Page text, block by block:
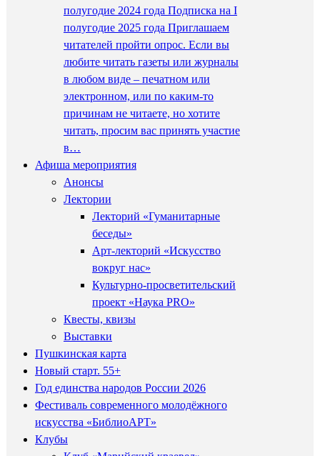
полугодие 2024 года Подписка на I
полугодие 2025 года Приглашаем
читателей пройти опрос. Если вы
любите читать газеты или журналы
в любом виде – печатном или
электронном, или по каким-то
причинам не читаете, но хотите
читать, просим вас принять участие
в…
Афиша мероприятия
Анонсы
Лектории
Лекторий «Гуманитарные
беседы»
Арт-лекторий «Искусство
вокруг нас»
Культурно-просветительский
проект «Наука PRO»
Квесты, квизы
Выставки
Пушкинская карта
Новый старт. 55+
Год единства народов России 2026
Фестиваль современного молодёжного
искусства «БиблиоАРТ»
Клубы